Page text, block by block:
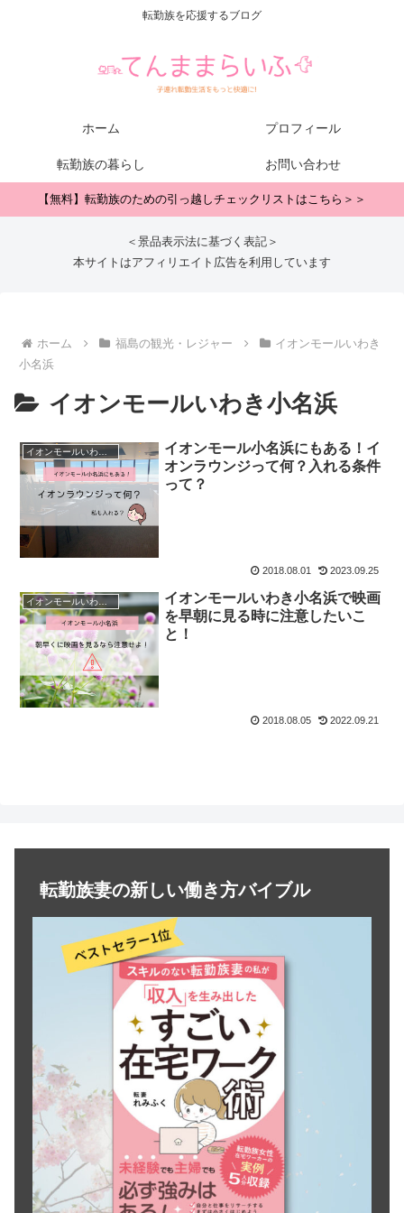
転勤族を応援するブログ
ホーム プロフィール
転勤族の暮らし お問い合わせ
【無料】転勤族のための引っ越しチェックリストはこちら＞＞
＜景品表示法に基づく表記＞
本サイトはアフィリエイト広告を利用しています
ホーム 福島の観光・レジャー
イオンモールいわき
小名浜
イオンモールいわき小名浜
イオンモールいわき小名浜
イオンモール小名浜にもある！イ
オンラウンジって何？入れる条件
って？
2018.08.01 2023.09.25
イオンモールいわき小名浜
イオンモールいわき小名浜で映画
を早朝に見る時に注意したいこ
と！
2018.08.05 2022.09.21
転勤族妻の新しい働き方バイブル